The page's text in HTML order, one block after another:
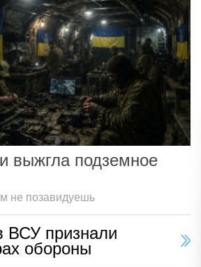
выжгла подземное
не позавидуешь
ВСУ признали
обороны